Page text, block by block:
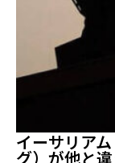
イーサリア